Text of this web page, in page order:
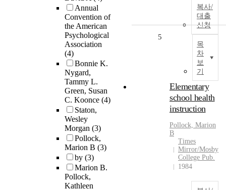
Annual
Convention of
the American
Psychological
Association
(4)
Bonnie K.
Nygard,
Tammy L.
Green, Susan
C. Koonce (4)
Staton,
Wesley
Morgan (3)
Pollock,
Marion B (3)
by (3)
Marion B.
Pollock,
Kathleen
복사/
대출
신청
목
차
보
기
5
Elementary
school health
instruction
Pollock, Marion
B
Times
Mirror/Mosby
College Pub.
1984